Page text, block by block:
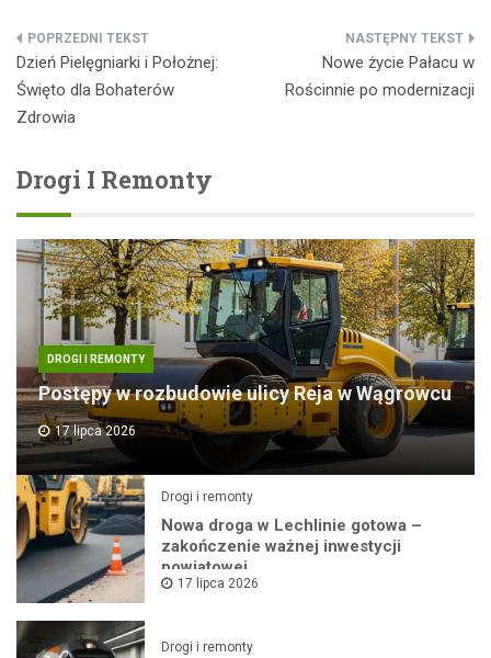
Nawigacja
wpisu
Dzień Pielęgniarki i Położnej:
Święto dla Bohaterów
Zdrowia
Nowe życie Pałacu w
Rościnnie po modernizacji
Drogi I Remonty
DROGI I REMONTY
Postępy w rozbudowie ulicy Reja w Wągrowcu
17 lipca 2026
Drogi i remonty
Nowa droga w Lechlinie gotowa –
zakończenie ważnej inwestycji
powiatowej
17 lipca 2026
Drogi i remonty